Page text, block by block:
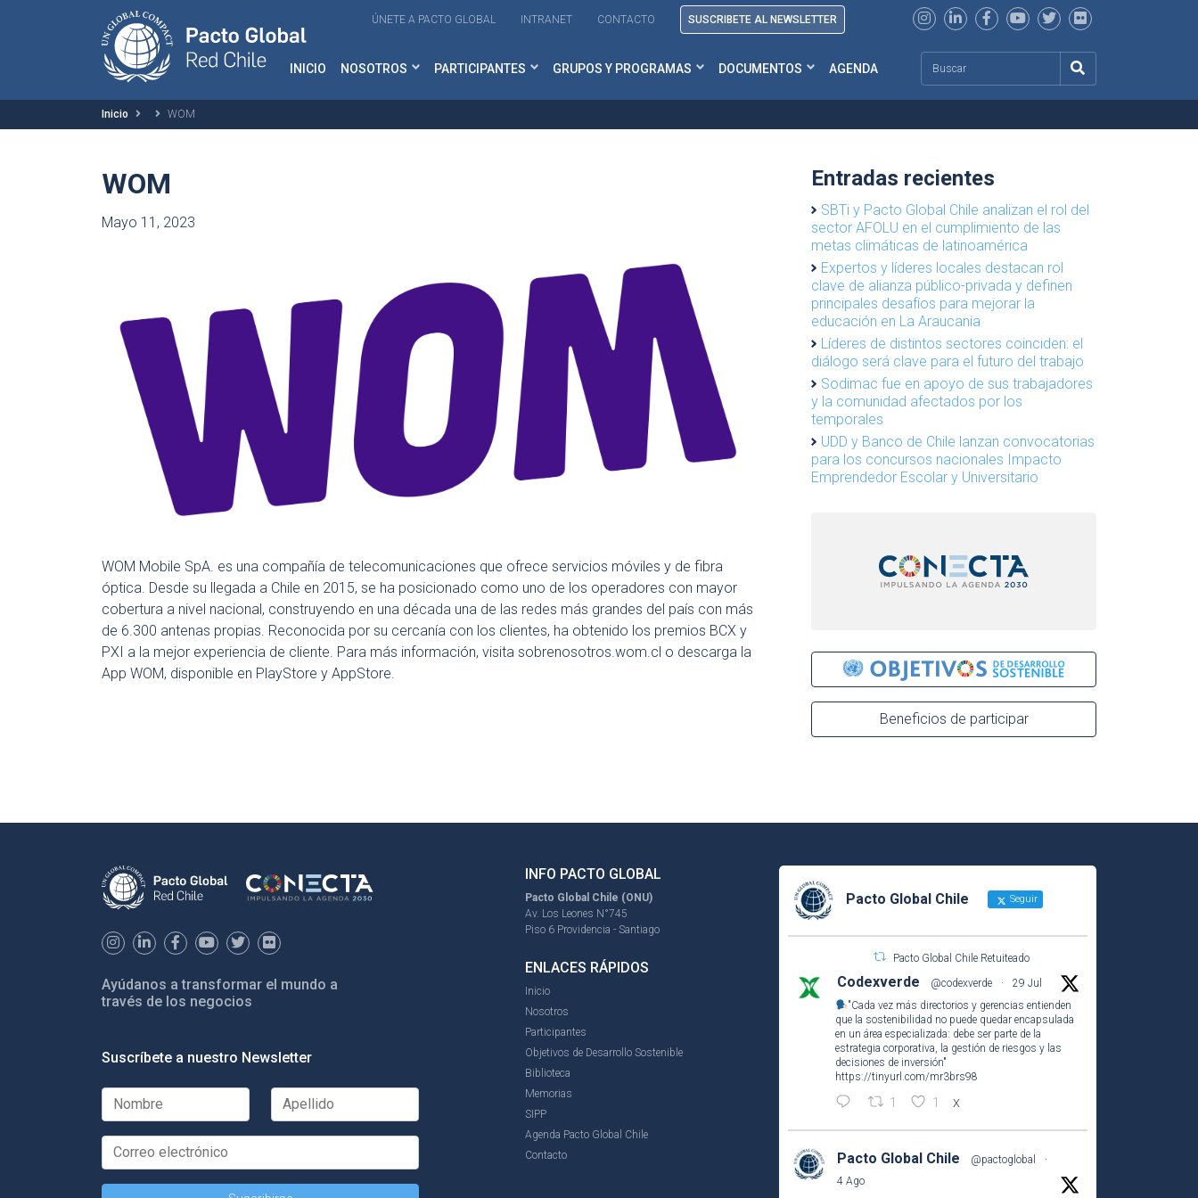
ÚNETE A PACTO GLOBAL INTRANET CONTACTO SUSCRIBETE AL NEWSLETTER
INICIO NOSOTROS PARTICIPANTES GRUPOS Y PROGRAMAS DOCUMENTOS AGENDA
Inicio WOM
WOM
Mayo 11, 2023
WOM Mobile SpA. es una compañía de telecomunicaciones que ofrece servicios móviles y de fibra
óptica. Desde su llegada a Chile en 2015, se ha posicionado como uno de los operadores con mayor
cobertura a nivel nacional, construyendo en una década una de las redes más grandes del país con más
de 6.300 antenas propias. Reconocida por su cercanía con los clientes, ha obtenido los premios BCX y
PXI a la mejor experiencia de cliente. Para más información, visita sobrenosotros.wom.cl o descarga la
App WOM, disponible en PlayStore y AppStore.
Entradas recientes
SBTi y Pacto Global Chile analizan el rol del
sector AFOLU en el cumplimiento de las
metas climáticas de latinoamérica
Expertos y líderes locales destacan rol
clave de alianza público-privada y definen
principales desafíos para mejorar la
educación en La Araucanía
Líderes de distintos sectores coinciden: el
diálogo será clave para el futuro del trabajo
Sodimac fue en apoyo de sus trabajadores
y la comunidad afectados por los
temporales
UDD y Banco de Chile lanzan convocatorias
para los concursos nacionales Impacto
Emprendedor Escolar y Universitario
Beneficios de participar
Ayúdanos a transformar el mundo a
través de los negocios
Suscríbete a nuestro Newsletter
INFO PACTO GLOBAL
Pacto Global Chile (ONU)
Av. Los Leones N°745
Piso 6 Providencia - Santiago
ENLACES RÁPIDOS
Inicio
Nosotros
Participantes
Objetivos de Desarrollo Sostenible
Biblioteca
Memorias
SIPP
Agenda Pacto Global Chile
Contacto
Pacto Global Chile Seguir
Pacto Global Chile Retuiteado
Codexverde @codexverde ·
29 Jul
"Cada vez más directorios y gerencias entienden
que la sostenibilidad no puede quedar encapsulada
en un área especializada: debe ser parte de la
estrategia corporativa, la gestión de riesgos y las
decisiones de inversión"
https://tinyurl.com/mr3brs98
1 1 X
Pacto Global Chile @pactoglobal
·
4 Ago